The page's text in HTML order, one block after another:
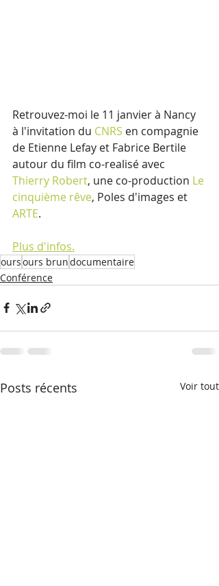
Retrouvez-moi le 11 janvier à Nancy
à l'invitation du CNRS en compagnie
de Etienne Lefay et Fabrice Bertile
autour du film co-realisé avec
Thierry Robert, une co-production Le
cinquième rêve, Poles d'images et
ARTE.
Plus d'infos.
oursours brundocumentaire
Conférence
Posts récents Voir tout